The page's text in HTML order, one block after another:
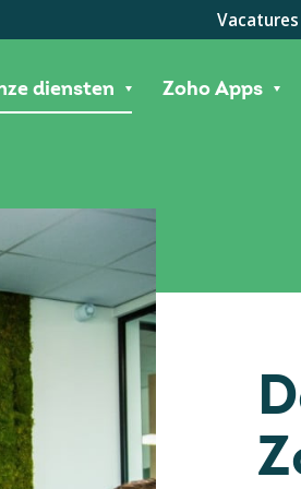
Vacatures
diensten Zoho Apps